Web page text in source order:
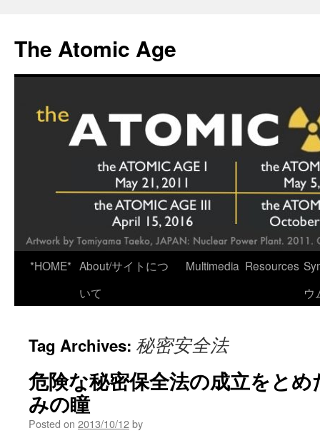
content
The Atomic Age
*HOME* About/サイトにつ
いて
Multimedia Resources
ウ
Tag Archives: 秘密安全法
危険な秘密保全法の成立をと
みの瞳
Posted on 2013/10/12by